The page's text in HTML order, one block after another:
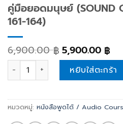
คู่มือยอดมนุษย์ (SOUND
161-164)
6,900.00฿ 5,900.00 ฿
คู่มือยอดมนุษย์ (SOUND OF
หยิบใส่ตะกร้า
หมวดหมู่: หนังสือพูดได้ / Audio